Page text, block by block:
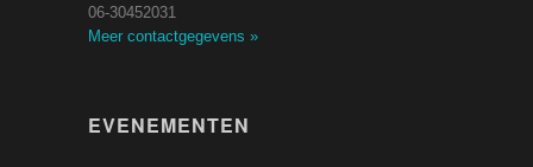
06-30452031
Meer contactgegevens »
EVENEMENTEN